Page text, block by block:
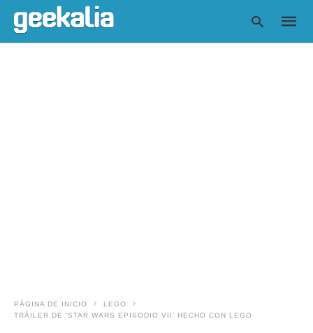
PÁGINA DE INICIO
LEGO
TRÁILER DE ‘STAR WARS EPISODIO VII’ HECHO CON LEGO